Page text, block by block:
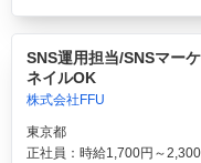
SNS運用担当/SNSマー
ネイルOK
株式会社FFU
東京都
正社員：時給1,700円～